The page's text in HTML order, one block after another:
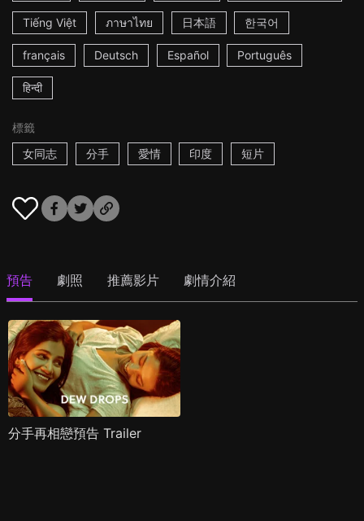
Tiếng Việt ภาษาไทย 日本語 한국어
français Deutsch Español Português
हिन्दी
標籤
女同志
分手 愛情 印度 短片
預告 劇照 推薦影片 劇情介紹
分手再相戀預告 Trailer